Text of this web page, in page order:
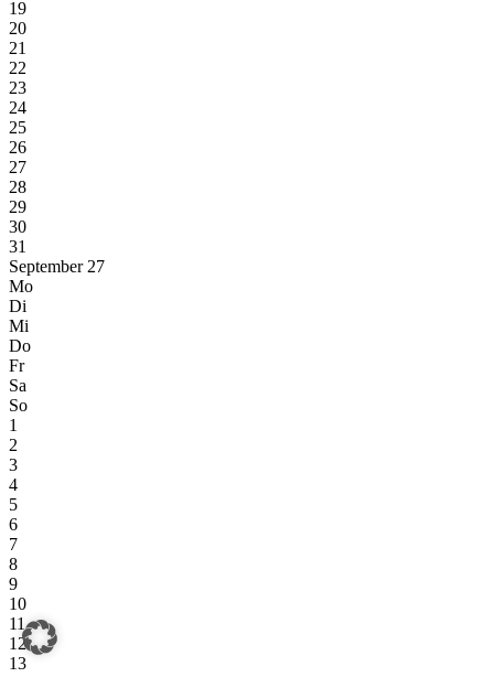
19
20
21
22
23
24
25
26
27
28
29
30
31
September 27
Mo
Di
Mi
Do
Fr
Sa
So
1
2
3
4
5
6
7
8
9
10
11
12
13